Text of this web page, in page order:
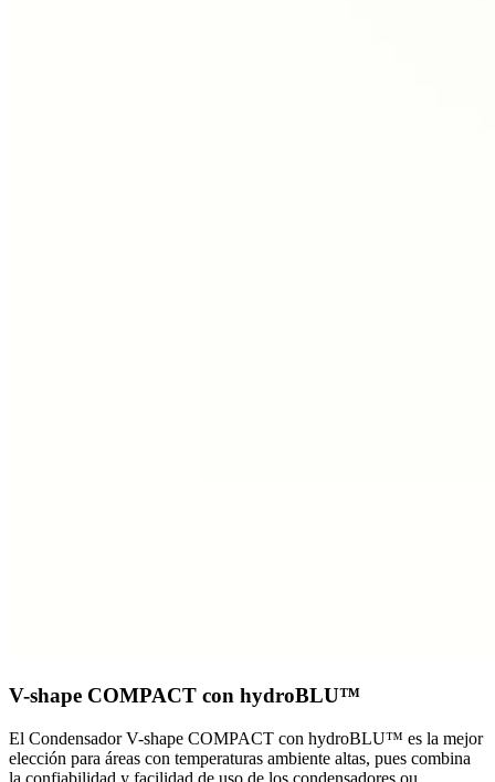
V-shape COMPACT con hydroBLU™
El Condensador V-shape COMPACT con hydroBLU™ es la mejor
elección para áreas con temperaturas ambiente altas, pues combina
la confiabilidad y facilidad de uso de los condensadores ou